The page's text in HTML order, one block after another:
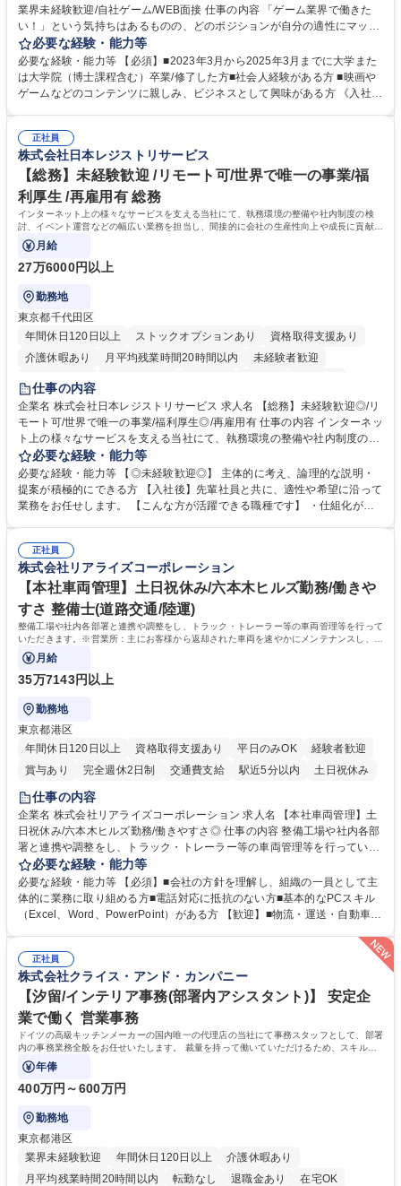
食事補助あり
業界未経験歓迎/自社ゲーム/WEB面接 仕事の内容 「ゲーム業界で働きた
い！」という気持ちはあるものの、どのポジションが自分の適性にマッチ
しているか悩んでいる方が対象となります！ 総合職（プランナー/データ
アナリストなど）、技術職（開発エンジニ ア/インフラエンジニアな
ど）、デザイン職（デザイナー/イラストレ ーターなど）等から、面接で
ご希望と適正にマッチしたポジションをご案内いたします。ゲームやエン
のご応募をお待ちしております。 募集職種 【第二新卒オープンポジショ
ン】業界未経験歓迎/自社ゲーム/WEB面接
必要な経験・能力等
必要な経験・能力等 【必須】■2023年3月から2025年3月までに大学また
は大学院（博士課程含む）卒業/修了した方■社会人経験がある方 ■映画や
ゲームなどのコンテンツに親しみ、ビジネスとして興味がある方 《入社実
正社員
株式会社日本レジストリサービス
【総務】未経験歓迎 /リモート可/世界で唯一の事業/福
利厚生 /再雇用有 総務
インターネット上の様々なサービスを支える当社にて、執務環境の整備や社内制度の検
討、イベント運営などの幅広い業務を担当し、間接的に会社の生産性向上や成長に貢献し
ている部署です。
月給
27万6000円以上
勤務地
東京都千代田区
年間休日120日以上
ストックオプションあり
資格取得支援あり
介護休暇あり
月平均残業時間20時間以内
未経験者歓迎
住宅手当あり
完全週休2日制
交通費支給 駅近5分以内 土日祝休み 服装自由
仕事の内容
企業名 株式会社日本レジストリサービス 求人名 【総務】未経験歓迎◎/リ
モート可/世界で唯一の事業/福利厚生◎/再雇用有 仕事の内容 インターネッ
ト上の様々なサービスを支える当社にて、執務環境の整備や社内制度の検
討、イベント運営などの幅広い業務を担当し、間接的に会社の生産性向上
や成長に貢献している部署です。 会社の全メンバーが安心して長く成果を
発揮できる環境を整えるために、毎日のメンテナンスや維持管理に加え、
新たな施策検討を積極的に行っていただき、会社全体を巻き込み課題解決
幅広い業務の体得が可能で、多様なキャリアパスを描くことも可能です。
募集職種 【総務】未経験歓迎◎/リモート可/世界で唯一の事業/福利厚生◎/
再雇用有
必要な経験・能力等
必要な経験・能力等 【◎未経験歓迎◎】 主体的に考え、論理的な説明・
提案が積極的にできる方 【入社後】先輩社員と共に、適性や希望に沿って
業務をお任せします。 【こんな方が活躍できる職種です】 ・仕組化が好
対処できる・新しいことに興味関心がある 【魅力】■自己啓発支援：資格
取得や通信教育など費用の80%（年間25万円まで）を補助 ■住宅手当：家
賃の50%（月額7万円まで）を補助 学歴・資格 学歴：大学院 大学 語学
力： 資格：
正社員
株式会社リアライズコーポレーション
【本社車両管理】土日祝休み/六本木ヒルズ勤務/働きや
すさ 整備士(道路交通/陸運)
整備工場や社内各部署と連携や調整をし、トラック・トレーラー等の車両管理等を行って
いただきます。※営業所：主にお客様から返却された車両を速やかにメンテナンスし、次
のお客様にお貸し出しするための拠点
月給
35万7143円以上
勤務地
東京都港区
年間休日120日以上
資格取得支援あり 平日のみOK
経験者歓迎
賞与あり
完全週休2日制 交通費支給 駅近5分以内 土日祝休み
仕事の内容
企業名 株式会社リアライズコーポレーション 求人名 【本社車両管理】土
日祝休み/六本木ヒルズ勤務/働きやすさ◎ 仕事の内容 整備工場や社内各部
署と連携や調整をし、トラック・トレーラー等の車両管理等を行っていた
だきます。※営業所：主にお客様から返却された車両を速やかにメンテナ
ンスし、次のお客様にお貸し出しするための拠点 【具体的には】■整備工
場への整備発注・入出庫調整、社内各部署との連携・調整■車両の入出庫
スケジュール管理■返却車両の整備に関する調査・進捗管理等※弊社事業
フラを支える責任とやりがいを実感できます。 ※勤務地は東京本社（六本
木ヒルズ）になります。 ※毎週土日しっかり休める週休2日制です。 募集
職種 【本社車両管理】土日祝休み/六本木ヒルズ勤務/働きやすさ◎
必要な経験・能力等
必要な経験・能力等 【必須】■会社の方針を理解し、組織の一員として主
体的に業務に取り組める方■電話対応に抵抗のない方■基本的なPCスキル
（Excel、Word、PowerPoint）がある方 【歓迎】■物流・運送・自動車・
整・交渉力：社内外との調整により高度な調整・交渉力が養われます。■
コストマネジメント能力：整備工場からの修理費の見積もりを精査し、無
駄なコストを見極めるため、経営的視点での数字感覚が身につきます。■
期日・進捗管理能力：リース開始日や車検のタイミング等を管理し調整す
る力が身に付きます。 学歴・資格 学歴：大学院 大学 語学力： 資格：
正社員
株式会社クライス・アンド・カンパニー
【汐留/インテリア事務(部署内アシスタント)】 安定企
業で働く 営業事務
ドイツの高級キッチンメーカーの国内唯一の代理店の当社にて事務スタッフとして、部署
内の事務業務全般をお任せいたします。 裁量を持って働いていただけるため、スキルア
ップも可能です。
年俸
400万円～600万円
勤務地
東京都港区
業界未経験歓迎
年間休日120日以上
介護休暇あり
月平均残業時間20時間以内
転勤なし 退職金あり
在宅OK